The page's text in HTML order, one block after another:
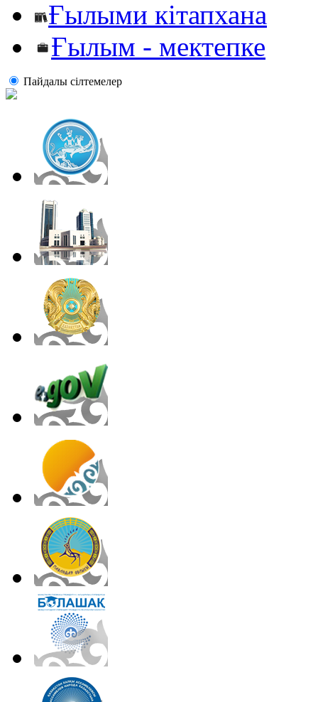
Ғылыми кітапхана
Ғылым - мектепке
Пайдалы сiлтемелер